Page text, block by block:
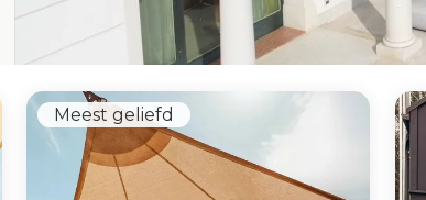
Meest geliefd